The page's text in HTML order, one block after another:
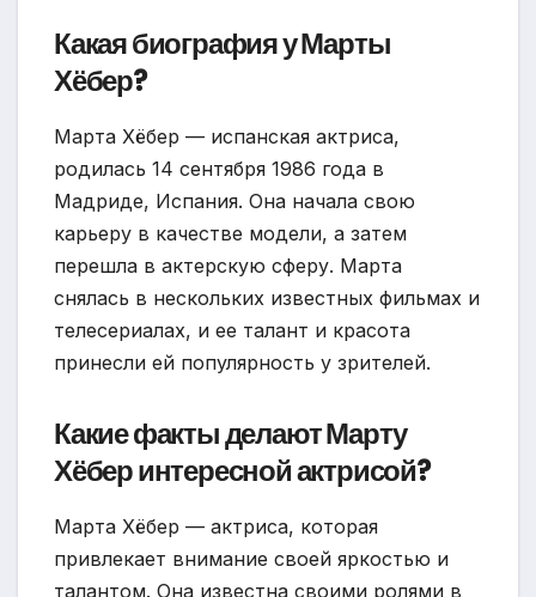
Какая биография у Марты
Хёбер?
Марта Хёбер — испанская актриса,
родилась 14 сентября 1986 года в
Мадриде, Испания. Она начала свою
карьеру в качестве модели, а затем
перешла в актерскую сферу. Марта
снялась в нескольких известных фильмах и
телесериалах, и ее талант и красота
принесли ей популярность у зрителей.
Какие факты делают Марту
Хёбер интересной актрисой?
Марта Хёбер — актриса, которая
привлекает внимание своей яркостью и
талантом. Она известна своими ролями в